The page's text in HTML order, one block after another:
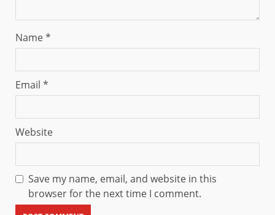
Name*
Email *
Website
Save my name, email, and website in this
browser for the next time I comment.